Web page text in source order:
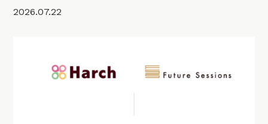
2026.07.22